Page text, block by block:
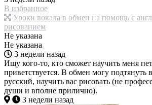
В избранное
Уроки вокала в обмен на помощь с
рисованием
Не указана
Не указана
3 недели назад
Ищу кого-то, кто сможет научить меня
приветствуется. В обмен могу подтянуть
русский, научить вас рисовать (не
души и вполне прилично).
3 недели назад